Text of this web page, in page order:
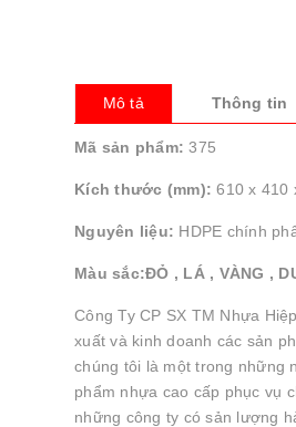
Mô tả Thông tin
Mã sản phẩm: 375
Kích thước (mm): 610 x 410
Nguyên liệu: HDPE chính
Màu sắc:ĐỎ , LÁ , VÀNG ,
Công Ty CP SX TM Nhựa
xuất và kinh doanh các sản
chúng tôi là một trong những
phẩm nhựa cao cấp phục vụ
những công ty có sản lượng